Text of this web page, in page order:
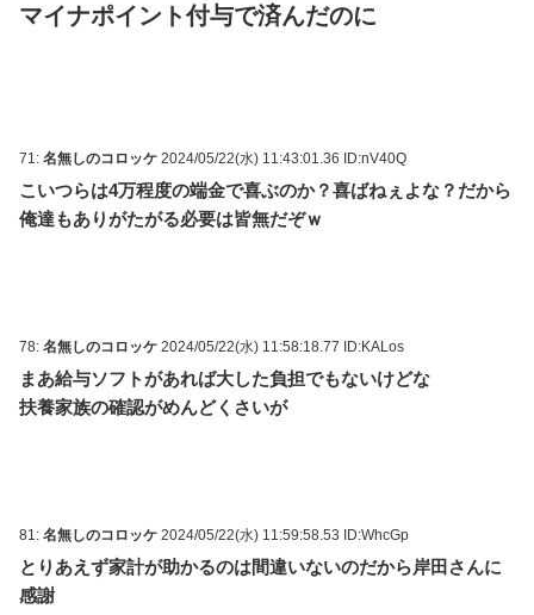
マイナポイント付与で済んだのに
71: 名無しのコロッケ 2024/05/22(水) 11:43:01.36 ID:nV40Q
こいつらは4万程度の端金で喜ぶのか？喜ばねぇよな？だから
俺達もありがたがる必要は皆無だぞｗ
78: 名無しのコロッケ 2024/05/22(水) 11:58:18.77 ID:KALos
まあ給与ソフトがあれば大した負担でもないけどな
扶養家族の確認がめんどくさいが
81: 名無しのコロッケ 2024/05/22(水) 11:59:58.53 ID:WhcGp
とりあえず家計が助かるのは間違いないのだから岸田さんに
感謝